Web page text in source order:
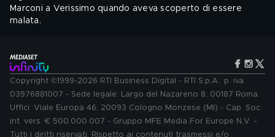
Marconi a Verissimo quando aveva scoperto di essere
malata.
Copyright ©1999-2026 RTI Business Digital - RTI S.p.A.: p. iva
03976881007 - Sede legale: Largo del Nazareno 8, 00187 Roma.
Uffici: Viale Europa 46, 20093 Cologno Monzese (MI) - Cap. Soc.
int. vers. € 500.000.007 - Gruppo MFE Media For Europe N.V. -
Tutti i diritti riservati. Rispetto ai contenuti trasmessi e/o